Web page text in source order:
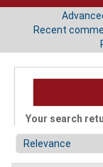
Recent
Your search